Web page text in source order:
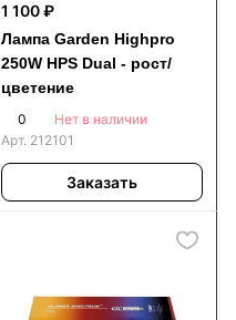
1 100 ₽
Лампа Garden Highpro
250W HPS Dual - рост/
цветение
0
Нет в наличии
Арт. 212101
Заказать